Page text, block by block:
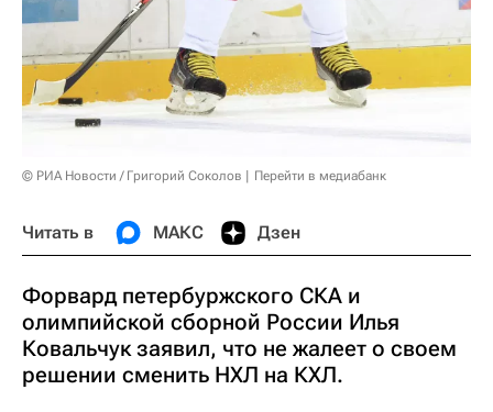
© РИА Новости / Григорий Соколов Перейти в медиабанк
Читать в МАКС Дзен
Форвард петербуржского СКА и
олимпийской сборной России Илья
Ковальчук заявил, что не жалеет о своем
решении сменить НХЛ на КХЛ.